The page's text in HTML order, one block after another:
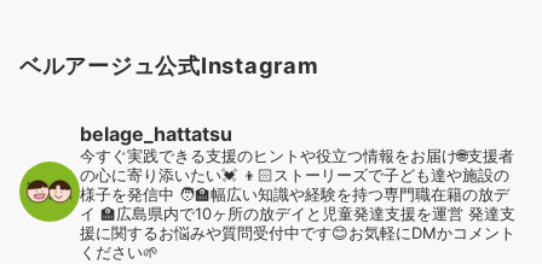
ベルアージュ公式Instagram
belage_hattatsu
今すぐ実践できる支援のヒントや役立つ情報をお届け🌐支援者
の心に寄り添いたい💓 👦🏻ストーリーズで子ども達や施設の
様子を発信中 🧑‍🏫幅広い知識や経験を持つ専門職在籍の放デ
イ 🏫広島県内で10ヶ所の放デイと児童発達支援を運営 発達支
援に関するお悩みや質問受付中です😊お気軽にDMかコメント
ください🌱